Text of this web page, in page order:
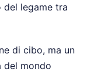
legame tra
di cibo, ma un
del mondo